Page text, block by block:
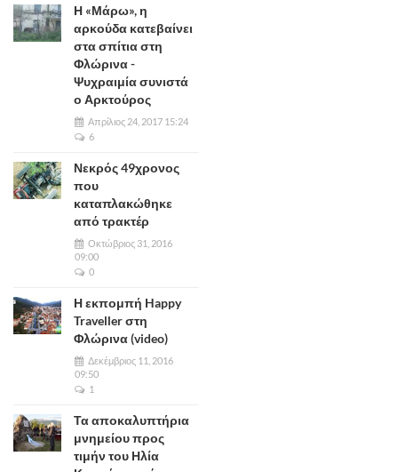
Η «Μάρω», η
αρκούδα κατεβαίνει
στα σπίτια στη
Φλώρινα -
Ψυχραιμία συνιστά
ο Αρκτούρος
Απρίλιος 24, 2017 15:24
6
Νεκρός 49χρονος
που
καταπλακώθηκε
από τρακτέρ
Οκτώβριος 31, 2016
09:00
0
Η εκπομπή Happy
Traveller στη
Φλώρινα (video)
Δεκέμβριος 11, 2016
09:50
1
Τα αποκαλυπτήρια
μνημείου προς
τιμήν του Ηλία